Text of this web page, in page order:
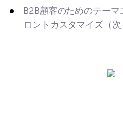
B2B顧客のためのテー
ロントカスタマイズ（次